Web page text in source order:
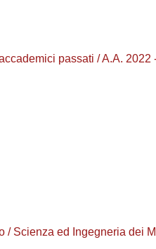
passati / A.A.
Scienza ed Ingegneria dei